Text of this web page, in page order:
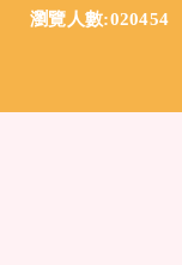
瀏覽人數:020454